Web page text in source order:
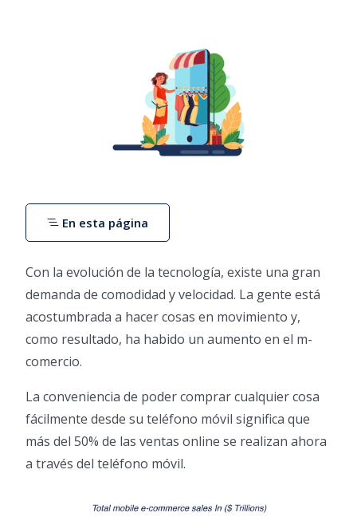
Con la evolución de la tecnología, existe una gran
demanda de comodidad y velocidad. La gente está
acostumbrada a hacer cosas en movimiento y,
como resultado, ha habido un aumento en el m-
comercio.
La conveniencia de poder comprar cualquier cosa
fácilmente desde su teléfono móvil significa que
más del 50% de las ventas online se realizan ahora
a través del teléfono móvil.
En esta página